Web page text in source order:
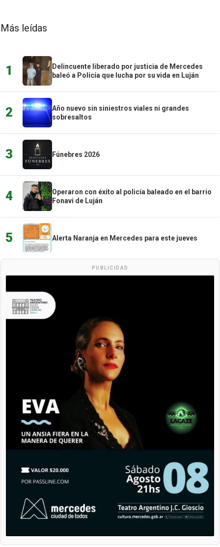
Más leídas
1
Delincuente liberado por justicia de Mercedes
baleó a Policía que lucha por su vida en Luján
2
Año nuevo sin siniestros viales ni grandes
sobresaltos
3 Fúnebres 2026
4
Operaron con éxito al policía baleado en el barrio
Fonavi de Luján
5 Alerta Naranja en Mercedes para este jueves
PUBLICIDAD